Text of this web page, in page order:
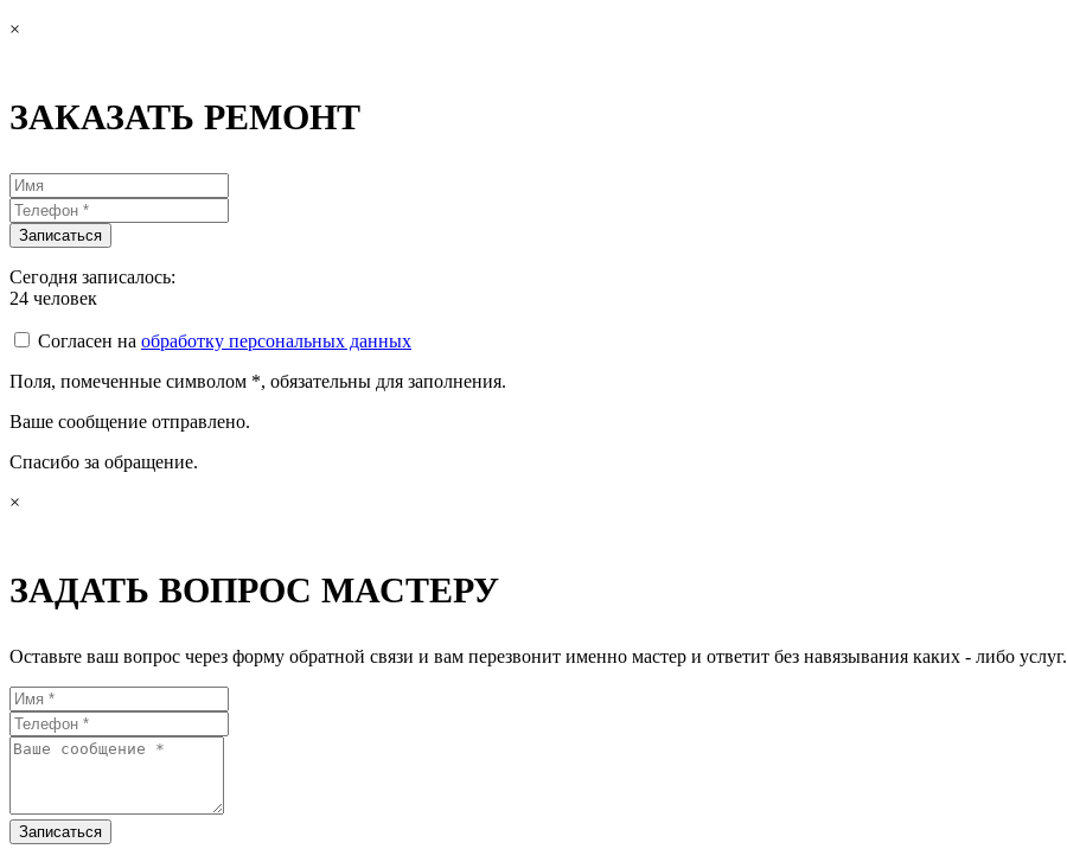
×
ЗАКАЗАТЬ РЕМОНТ
Сегодня записалось:
24 человек
Согласен на обработку персональных данных
Поля, помеченные символом *, обязательны для заполнения.
Ваше сообщение отправлено.
Спасибо за обращение.
×
ЗАДАТЬ ВОПРОС МАСТЕРУ
Оставьте ваш вопрос через форму обратной связи и вам перезвонит именно мастер и ответит без навязывания каких - либо услуг.